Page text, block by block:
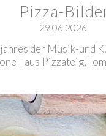
Pizza-
29.06.2026
der Musik-und
aus Pizzateig,